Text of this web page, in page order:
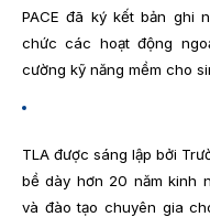
PACE đã ký kết bản ghi
chức các hoạt động
cường kỹ năng mềm cho
TLA được sáng lập bởi
bề dày hơn 20 năm kinh
và đào tạo chuyên gia